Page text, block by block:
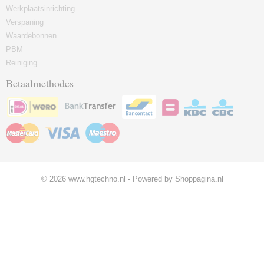
Werkplaatsinrichting
Verspaning
Waardebonnen
PBM
Reiniging
Betaalmethodes
© 2026 www.hgtechno.nl - Powered by Shoppagina.nl